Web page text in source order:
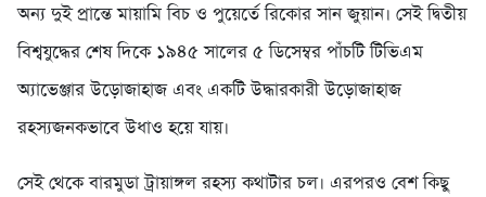
অন্য দুই প্রান্তে মায়ামি বিচ ও পুয়ের্তে রিকোর সান জুয়ান। সেই দ্বিতীয়
বিশ্বযুদ্ধের শেষ দিকে ১৯৪৫ সালের ৫ ডিসেম্বর পাঁচটি টিভিএম
অ্যাভেঞ্জার উড়োজাহাজ এবং একটি উদ্ধারকারী উড়োজাহাজ
রহস্যজনকভাবে উধাও হয়ে যায়।
সেই থেকে বারমুডা ট্রায়াঙ্গল রহস্য কথাটার চল। এরপরও বেশ কিছু